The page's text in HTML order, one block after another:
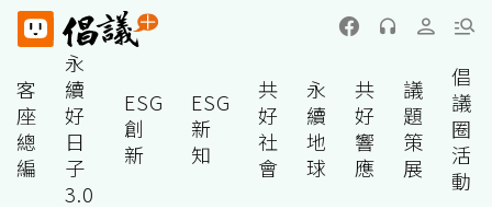
客
座
總
編
永
續
好
日
子
3.0
ESG
創
新
ESG
新
知
共
好
社
會
永
續
地
球
共
好
響
應
議
題
策
展
倡
議
圈
活
動